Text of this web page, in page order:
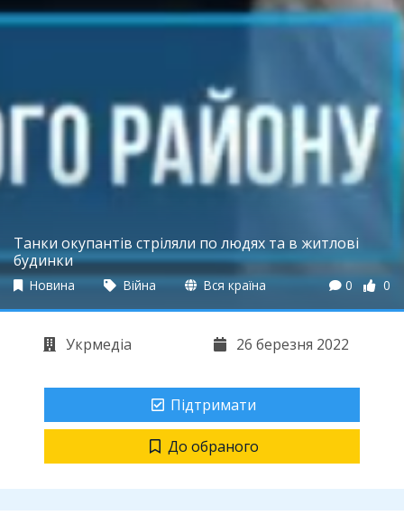
Танки окупантів стріляли по людях та в житлові
будинки
Новина Війна Вся країна 0 0
Укрмедіа 26 березня 2022
Підтримати
До обраного